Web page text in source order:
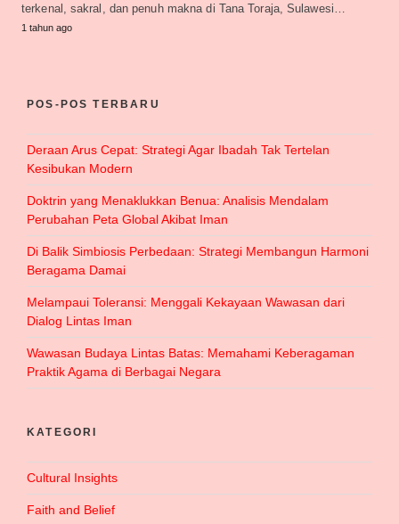
terkenal, sakral, dan penuh makna di Tana Toraja, Sulawesi…
1 tahun ago
POS-POS TERBARU
Deraan Arus Cepat: Strategi Agar Ibadah Tak Tertelan
Kesibukan Modern
Doktrin yang Menaklukkan Benua: Analisis Mendalam
Perubahan Peta Global Akibat Iman
Di Balik Simbiosis Perbedaan: Strategi Membangun Harmoni
Beragama Damai
Melampaui Toleransi: Menggali Kekayaan Wawasan dari
Dialog Lintas Iman
Wawasan Budaya Lintas Batas: Memahami Keberagaman
Praktik Agama di Berbagai Negara
KATEGORI
Cultural Insights
Faith and Belief